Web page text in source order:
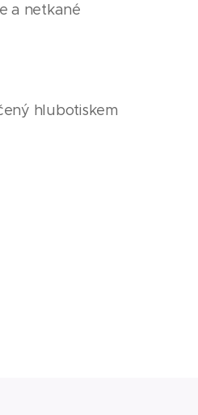
a netkané
hlubotiskem